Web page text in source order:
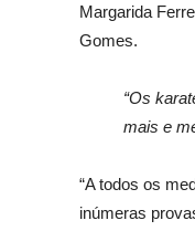
Margarida
Gomes.
“Os
mais e
“A todos os
inúmeras